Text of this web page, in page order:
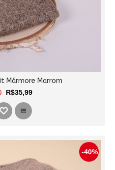
Mármore Marrom
R$35,99
-40%